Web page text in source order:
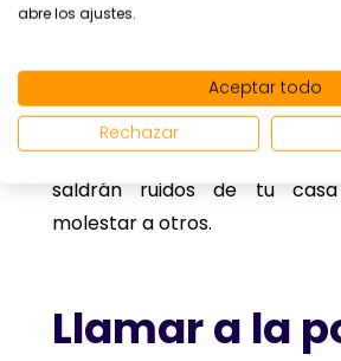
Aunque esto tiene un coste
eso es algo que no tiene
cuando insonorices la
escucharás a los demás,
saldrán ruidos de tu
molestar a otros.
Llamar a la
abre los ajustes.
Aceptar todo
Rechazar